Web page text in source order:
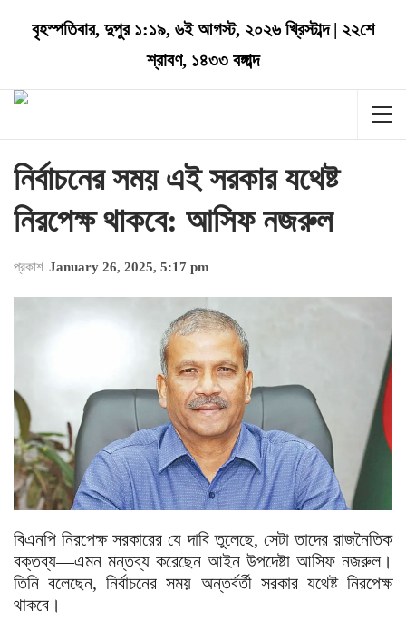
বৃহস্পতিবার, দুপুর ১:১৯, ৬ই আগস্ট, ২০২৬ খ্রিস্টাব্দ| ২২শে
শ্রাবণ, ১৪৩৩ বঙ্গাব্দ
নির্বাচনের সময় এই সরকার যথেষ্ট
নিরপেক্ষ থাকবে: আসিফ নজরুল
প্রকাশ January 26, 2025, 5:17 pm
বিএনপি নিরপেক্ষ সরকারের যে দাবি তুলেছে, সেটা তাদের রাজনৈতিক
বক্তব্য—এমন মন্তব্য করেছেন আইন উপদেষ্টা আসিফ নজরুল।
তিনি বলেছেন, নির্বাচনের সময় অন্তর্বর্তী সরকার যথেষ্ট নিরপেক্ষ
থাকবে।